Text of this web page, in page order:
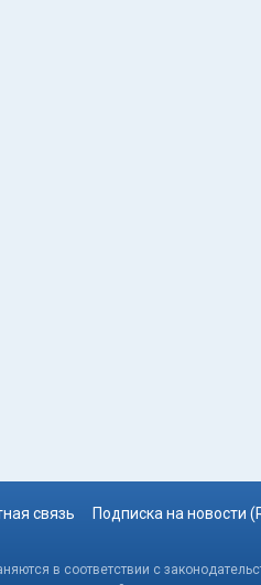
связь Подписка на новости
в соответствии с